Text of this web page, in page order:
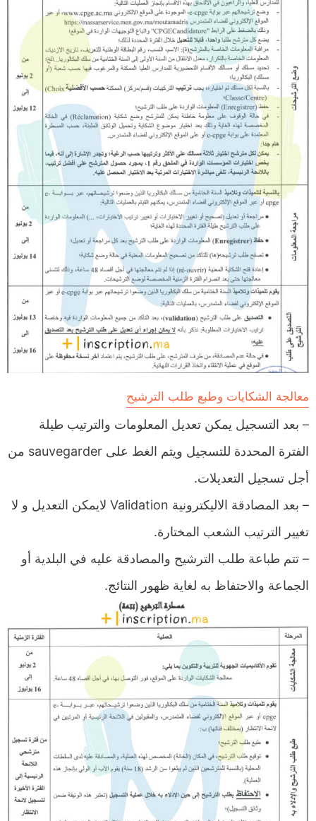
معالجة الشكايات وطبع طلب الترشيح
– بعد التسجيل يمكن تعديل المعلومات والترتيب طيلة
الفترة المحددة للتسجيل ويتم الغط على sauvegarder من
أجل تسجيل التعديلات.
– بعد المصادقة الاليكترونية Validation لايمكن التعديل و لا
تغيير الترتيب الشعب المختارة.
– تتم طباعة طلب الترشيح والمصادقة عليه في البلدية أو
الجماعة والاحتفاظ به لغاية ظهور النتائج.